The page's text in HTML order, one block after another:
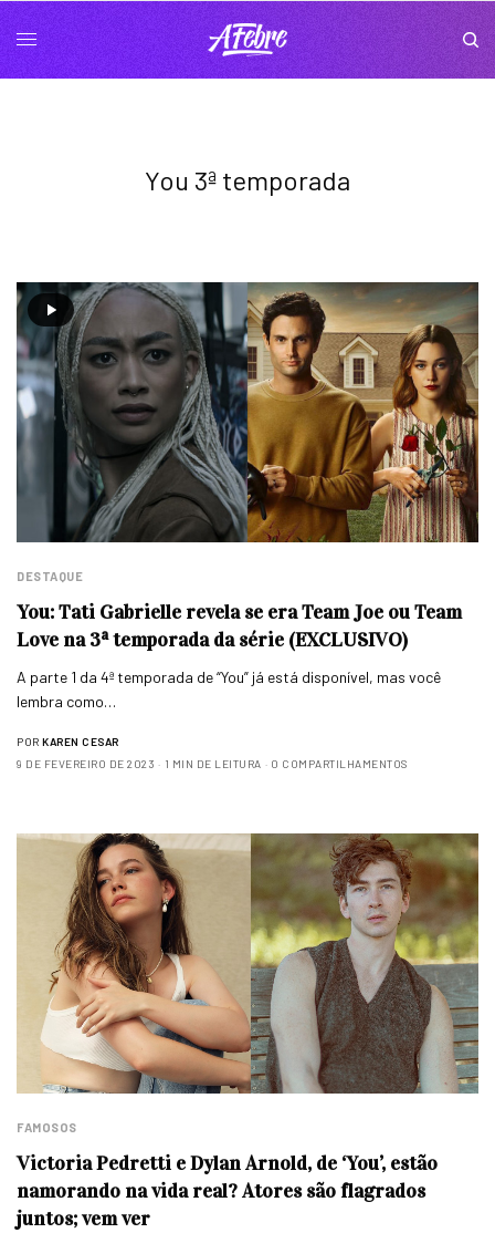
You 3ª temporada
DESTAQUE
You: Tati Gabrielle revela se era Team Joe ou Team
Love na 3ª temporada da série (EXCLUSIVO)
A parte 1 da 4ª temporada de “You” já está disponível, mas você
lembra como…
POR KAREN CESAR
9 DE FEVEREIRO DE 2023
1 MIN DE LEITURA 0 COMPARTILHAMENTOS
FAMOSOS
Victoria Pedretti e Dylan Arnold, de ‘You’, estão
namorando na vida real? Atores são flagrados
juntos; vem ver